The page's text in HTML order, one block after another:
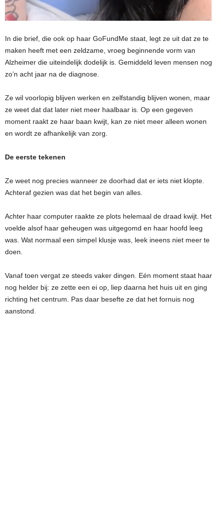
In die brief, die ook op haar GoFundMe staat, legt ze uit dat ze te
maken heeft met een zeldzame, vroeg beginnende vorm van
Alzheimer die uiteindelijk dodelijk is. Gemiddeld leven mensen nog
zo’n acht jaar na de diagnose.
Ze wil voorlopig blijven werken en zelfstandig blijven wonen, maar
ze weet dat dat later niet meer haalbaar is. Op een gegeven
moment raakt ze haar baan kwijt, kan ze niet meer alleen wonen
en wordt ze afhankelijk van zorg.
De eerste tekenen
Ze weet nog precies wanneer ze doorhad dat er iets niet klopte.
Achteraf gezien was dat het begin van alles.
Achter haar computer raakte ze plots helemaal de draad kwijt. Het
voelde alsof haar geheugen was uitgegomd en haar hoofd leeg
was. Wat normaal een simpel klusje was, leek ineens niet meer te
doen.
Vanaf toen vergat ze steeds vaker dingen. Eén moment staat haar
nog helder bij: ze zette een ei op, liep daarna het huis uit en ging
richting het centrum. Pas daar besefte ze dat het fornuis nog
aanstond.